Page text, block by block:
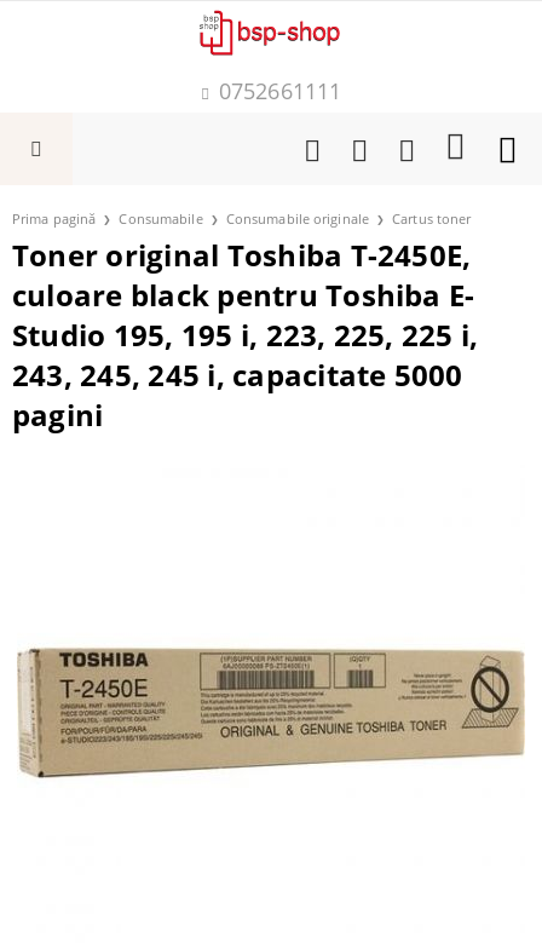
0752661111
Prima pagină Consumabile Consumabile originale Cartus toner
Toner original Toshiba T-2450E,
culoare black pentru Toshiba E-
Studio 195, 195 i, 223, 225, 225 i,
243, 245, 245 i, capacitate 5000
pagini